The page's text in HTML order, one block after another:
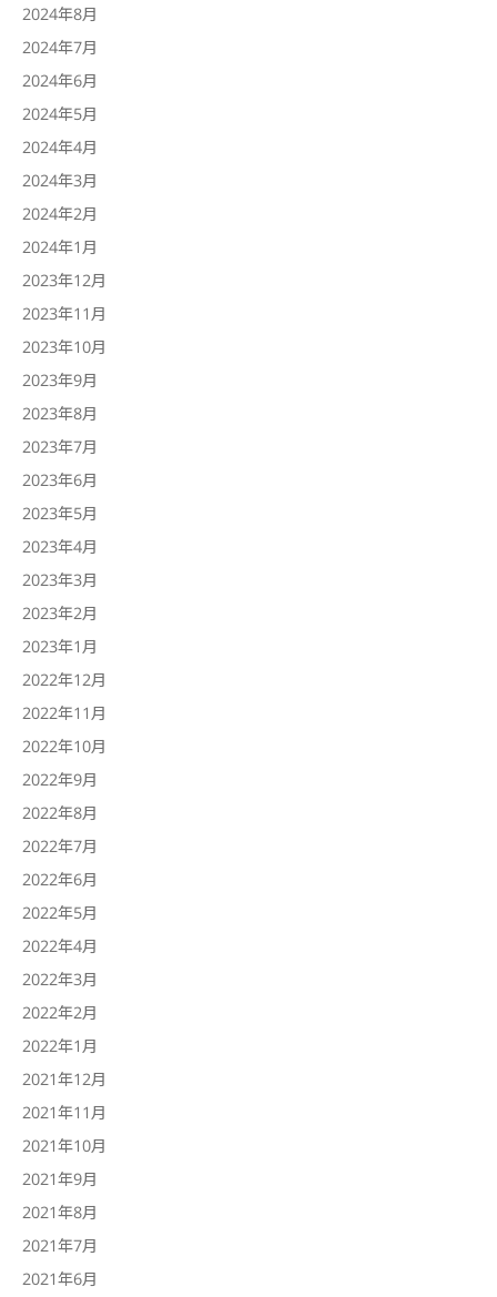
2024年8月
2024年7月
2024年6月
2024年5月
2024年4月
2024年3月
2024年2月
2024年1月
2023年12月
2023年11月
2023年10月
2023年9月
2023年8月
2023年7月
2023年6月
2023年5月
2023年4月
2023年3月
2023年2月
2023年1月
2022年12月
2022年11月
2022年10月
2022年9月
2022年8月
2022年7月
2022年6月
2022年5月
2022年4月
2022年3月
2022年2月
2022年1月
2021年12月
2021年11月
2021年10月
2021年9月
2021年8月
2021年7月
2021年6月